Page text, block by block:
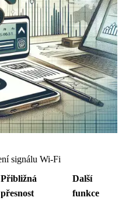
signálu Wi-Fi
Přibližná
přesnost
Další
funkce